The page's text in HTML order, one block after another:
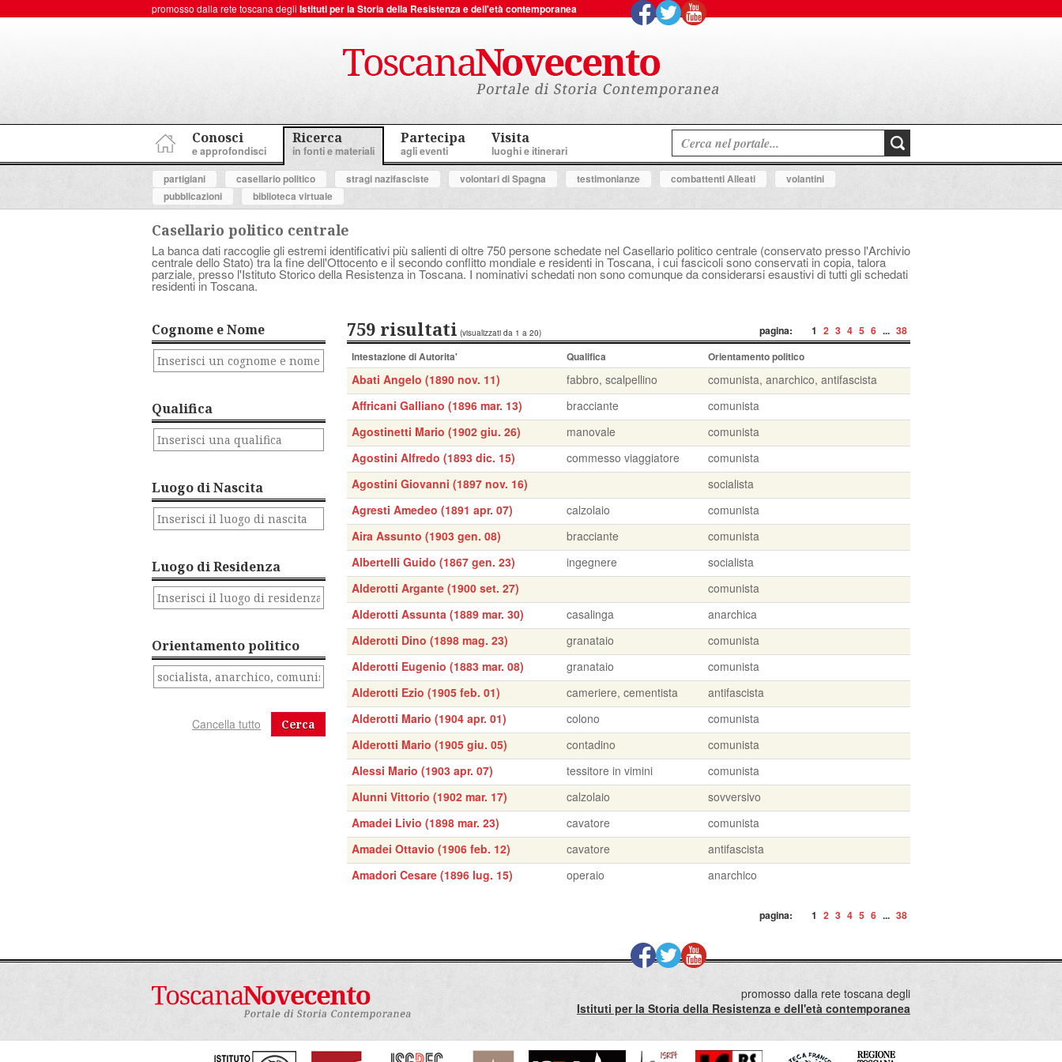
promosso dalla rete toscana degli Istituti per la Storia della Resistenza e dell'età contemporanea
Conosci
e approfondisci
Ricerca
in fonti e materiali
Partecipa
agli eventi
Visita
luoghi e itinerari
partigiani
casellario politico stragi nazifasciste volontari di Spagna testimonianze combattenti Alleati
volantini
pubblicazioni
biblioteca virtuale
Casellario politico centrale
La banca dati raccoglie gli estremi identificativi più salienti di oltre 750 persone schedate nel Casellario politico centrale (conservato presso l'Archivio
centrale dello Stato) tra la fine dell'Ottocento e il secondo conflitto mondiale e residenti in Toscana, i cui fascicoli sono conservati in copia, talora
parziale, presso l'Istituto Storico della Resistenza in Toscana. I nominativi schedati non sono comunque da considerarsi esaustivi di tutti gli schedati
residenti in Toscana.
Cognome e Nome
Qualifica
Luogo di Nascita
Luogo di Residenza
Orientamento politico
Cerca
pagina: 1 2 3 4 5 6 ... 38
759 risultati (visualizzati da 1 a 20)
Intestazione di Autorita' Qualifica Orientamento politico
Abati Angelo (1890 nov. 11) fabbro, scalpellino
comunista, anarchico, antifascista
Affricani Galliano (1896 mar. 13)
bracciante
comunista
Agostinetti Mario (1902 giu. 26)
manovale
comunista
Agostini Alfredo (1893 dic. 15)
commesso viaggiatore
comunista
Agostini Giovanni (1897 nov. 16)
socialista
Agresti Amedeo (1891 apr. 07)
calzolaio
comunista
Aira Assunto (1903 gen. 08)
bracciante
comunista
Albertelli Guido (1867 gen. 23)
ingegnere
socialista
Alderotti Argante (1900 set. 27)
comunista
Alderotti Assunta (1889 mar. 30)
casalinga
anarchica
Alderotti Dino (1898 mag. 23)
granataio
comunista
Alderotti Eugenio (1883 mar. 08)
granataio
comunista
Alderotti Ezio (1905 feb. 01)
cameriere, cementista
antifascista
Alderotti Mario (1904 apr. 01)
colono
comunista
Alderotti Mario (1905 giu. 05)
contadino
comunista
Alessi Mario (1903 apr. 07)
tessitore in vimini
comunista
Alunni Vittorio (1902 mar. 17)
calzolaio
sovversivo
Amadei Livio (1898 mar. 23)
cavatore
comunista
Amadei Ottavio (1906 feb. 12)
cavatore
antifascista
Amadori Cesare (1896 lug. 15)
operaio anarchico
pagina: 1 2 3 4 5 6 ... 38
promosso dalla rete toscana degli
Istituti per la Storia della Resistenza e dell'età contemporanea